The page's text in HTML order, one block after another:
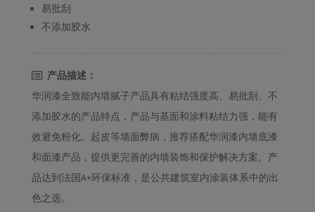
易批刮
不添加胶水
产品描述：
华润漆全致能内墙腻子产品具有粘结强度高、易批刮、不
添加胶水的产品特点，产品与基面和涂料粘结力强，能有
效避免粉化、起皮等墙面弊病，推荐搭配华润漆内墙底漆
和面漆产品，提供更完善的内墙装饰和保护解决方案。产
品达到法国A+环保标准，是公共建筑室内涂装体系中的出
色之选。